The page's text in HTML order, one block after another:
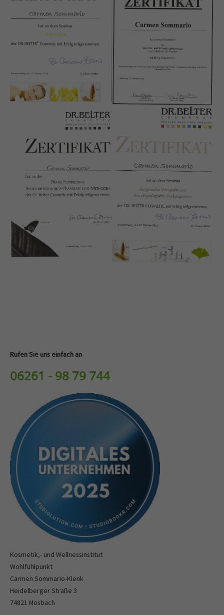
Rufen Sie uns einfach an
06261 - 98 79 744
Kosmetik,- und Wellnessinstitut
Wohlfühlpunkt
Carmen Sommario-Klenk
Heidelberger Straße 3
74821 Mosbach